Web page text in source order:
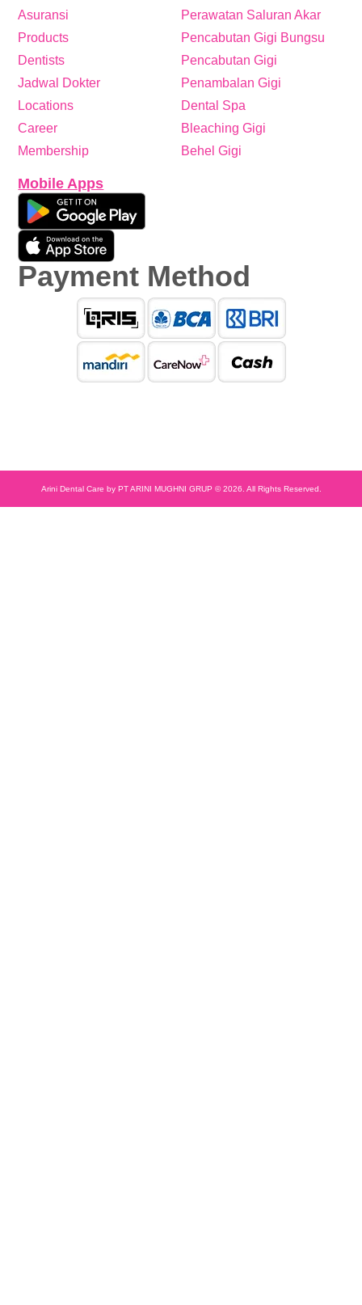
Perawatan Saluran Akar
Pencabutan Gigi Bungsu
Pencabutan Gigi
Penambalan Gigi
Dental Spa
Bleaching Gigi
Behel Gigi
Asuransi
Products
Dentists
Jadwal Dokter
Locations
Career
Membership
Mobile Apps
Payment Method
Arini Dental Care by PT ARINI MUGHNI GRUP © 2026. All Rights Reserved.